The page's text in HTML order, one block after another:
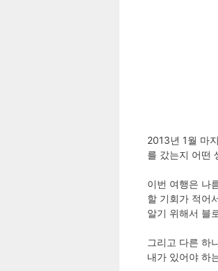
2013년 1월 마
를 갔는지 어떤
이번 여행은 나
할 기회가 적어
알기 위해서 블
그리고 다른 하
내가 있어야 하